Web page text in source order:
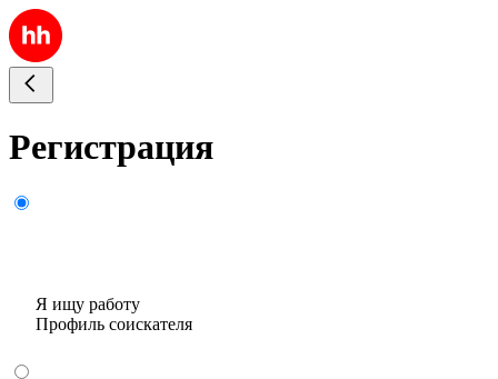
Регистрация
Я ищу работу
Профиль соискателя